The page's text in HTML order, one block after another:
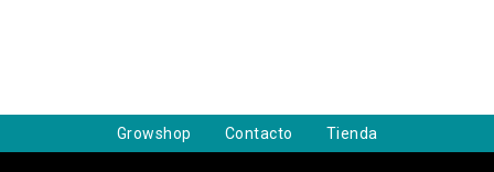
Growshop Contacto Tienda